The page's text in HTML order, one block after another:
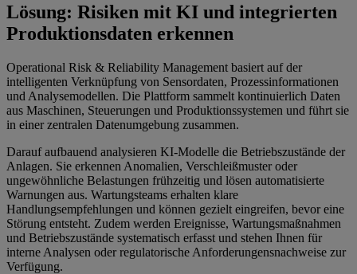
Lösung: Risiken mit KI und integrierten
Produktionsdaten erkennen
Operational Risk & Reliability Management basiert auf der
intelligenten Verknüpfung von Sensordaten, Prozessinformationen
und Analysemodellen. Die Plattform sammelt kontinuierlich Daten
aus Maschinen, Steuerungen und Produktionssystemen und führt sie
in einer zentralen Datenumgebung zusammen.
Darauf aufbauend analysieren KI-Modelle die Betriebszustände der
Anlagen. Sie erkennen Anomalien, Verschleißmuster oder
ungewöhnliche Belastungen frühzeitig und lösen automatisierte
Warnungen aus. Wartungsteams erhalten klare
Handlungsempfehlungen und können gezielt eingreifen, bevor eine
Störung entsteht. Zudem werden Ereignisse, Wartungsmaßnahmen
und Betriebszustände systematisch erfasst und stehen Ihnen für
interne Analysen oder regulatorische Anforderungensnachweise zur
Verfügung.